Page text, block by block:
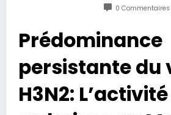
0 Commentaires
Prédominance
persistante du
H3N2: